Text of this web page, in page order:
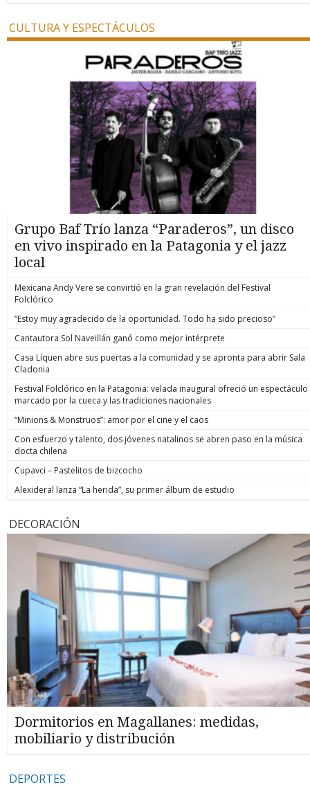
CULTURA Y ESPECTÁCULOS
Grupo Baf Trío lanza “Paraderos”, un disco
en vivo inspirado en la Patagonia y el jazz
local
Mexicana Andy Vere se convirtió en la gran revelación del Festival
Folclórico
“Estoy muy agradecido de la oportunidad. Todo ha sido precioso”
Cantautora Sol Naveillán ganó como mejor intérprete
Casa Líquen abre sus puertas a la comunidad y se apronta para abrir Sala
Cladonia
Festival Folclórico en la Patagonia: velada inaugural ofreció un espectáculo
marcado por la cueca y las tradiciones nacionales
“Minions & Monstruos”: amor por el cine y el caos
Con esfuerzo y talento, dos jóvenes natalinos se abren paso en la música
docta chilena
Cupavci – Pastelitos de bizcocho
Alexideral lanza “La herida”, su primer álbum de estudio
DECORACIÓN
Dormitorios en Magallanes: medidas,
mobiliario y distribución
DEPORTES